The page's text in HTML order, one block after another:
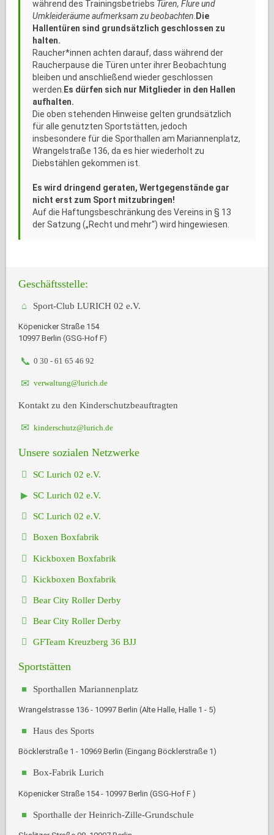
während des Trainingsbetriebs Türen, Flure und
Umkleideräume aufmerksam zu beobachten Die
Hallentüren sind grundsätzlich geschlossen zu
halten.
Raucher*innen achten darauf, dass während der
Raucherpause die Türen unter ihrer Beobachtung
bleiben und anschließend wieder geschlossen
werden. Es dürfen sich nur Mitglieder in den Hallen
aufhalten.
Die oben stehenden Hinweise gelten grundsätzlich
für alle genutzten Sportstätten, jedoch
insbesondere für die Sporthallen am Mariannenplatz,
Wrangelstraße 136, da es hier wiederholt zu
Diebstählen gekommen ist.
Es wird dringend geraten, Wertgegenstände gar
nicht erst zum Sport mitzubringen!
Auf die Haftungsbeschränkung des Vereins in § 13
der Satzung („Recht und mehr“) wird hingewiesen.
Geschäftsstelle:
Sport-Club LURICH 02 e.V.
Köpenicker Straße 154
10997 Berlin (GSG-Hof F)
0 30 - 61 65 46 92
verwaltung@lurich.de
Kontakt zu den Kinderschutzbeauftragten
kinderschutz@lurich.de
Unsere sozialen Netzwerke
SC Lurich 02 e.V.
SC Lurich 02 e.V.
SC Lurich 02 e.V.
Boxen Boxfabrik
Kickboxen Boxfabrik
Kickboxen Boxfabrik
Bear City Roller Derby
Bear City Roller Derby
GFTeam Kreuzberg 36 BJJ
Sportstätten
Sporthallen Mariannenplatz
Wrangelstrasse 136 - 10997 Berlin (Alte Halle, Halle 1 - 5)
Haus des Sports
Böcklerstraße 1 - 10969 Berlin (Eingang Böcklerstraße 1)
Box-Fabrik Lurich
Köpenicker Straße 154 - 10997 Berlin (GSG-Hof F )
Sporthalle der Heinrich-Zille-Grundschule